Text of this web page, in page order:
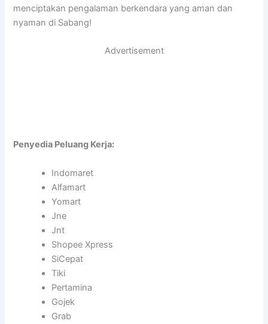
menciptakan pengalaman berkendara yang aman dan
nyaman di Sabang!
Advertisement
Penyedia Peluang Kerja:
Indomaret
Alfamart
Yomart
Jne
Jnt
Shopee Xpress
SiCepat
Tiki
Pertamina
Gojek
Grab